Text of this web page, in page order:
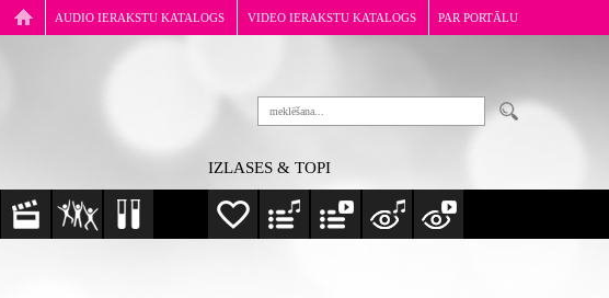
AUDIO IERAKSTU KATALOGS VIDEO IERAKSTU KATALOGS PAR PORTĀLU
IZLASES & TOPI